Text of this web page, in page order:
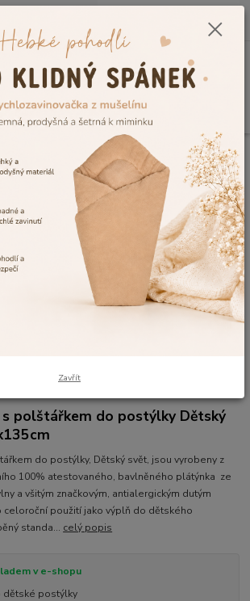
0,00 Kč
Peřinky do postýlky
Dětské peřinky s
90x135cm
s polštářkem
60x45 90x135cm
639 Kč
- 8 %
s polštářkem do postýlky Dětský
do postýlky, Dětský svět, jsou vyrobeny z
100% atestovaného, bavlněného plátýnka ze
a všitým značkovým, antialergickým dutým
celoroční použití jako výplň do dětského
standa... celý popis
v e-shopu
dětské postýlky
Zavřít